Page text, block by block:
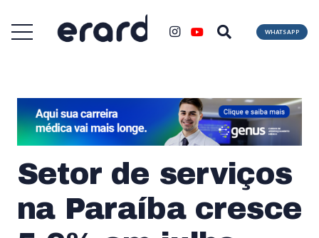
WHATSAPP
Setor de serviços
na Paraíba cresce